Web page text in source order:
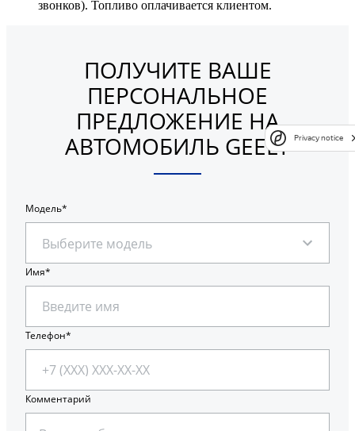
звонков). Топливо оплачивается клиентом.
ПОЛУЧИТЕ ВАШЕ
ПЕРСОНАЛЬНОЕ
ПРЕДЛОЖЕНИЕ НА
АВТОМОБИЛЬ GEELY
Модель
Выберите модель
Имя
Телефон
Комментарий
Privacy notice